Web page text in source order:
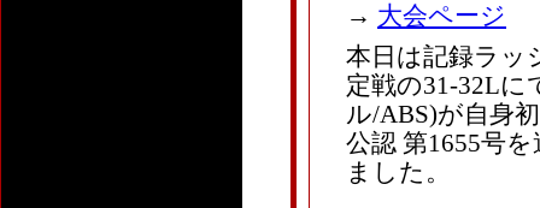
→ 大会ページ
本日は記録ラッ
定戦の31-32Lに
ル/ABS)が自身
公認 第1655号
ました。